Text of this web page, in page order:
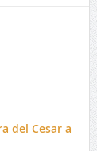
del Cesar a